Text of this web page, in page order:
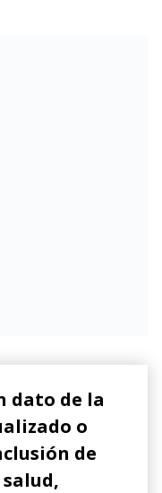
dato de la
o
de